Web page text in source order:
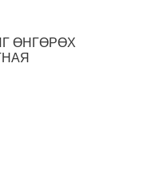
ӨНГӨРӨХ